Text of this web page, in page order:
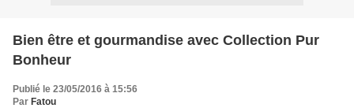
Bien être et gourmandise avec Collection Pur
Bonheur
Publié le 23/05/2016 à 15:56
Par Fatou